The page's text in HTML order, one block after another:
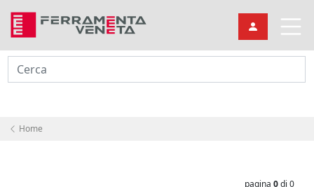
Cerca
Home
pagina 0di 0